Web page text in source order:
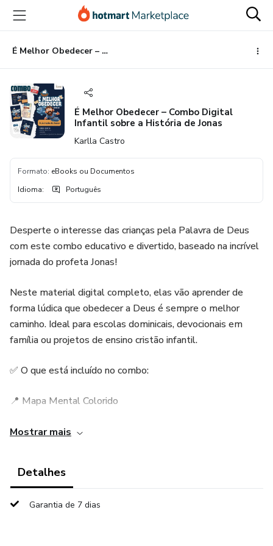
para
conteúdo
principal
para
pagamento
para
rodapé
É Melhor Obedecer – Combo Digital Infantil sobre a História de Jonas
É Melhor Obedecer – Combo Digital
Infantil sobre a História de Jonas
Karlla Castro
Formato: eBooks ou Documentos
Idioma: Português
Desperte o interesse das crianças pela Palavra de Deus
com este combo educativo e divertido, baseado na incrível
jornada do profeta Jonas!
Neste material digital completo, elas vão aprender de
forma lúdica que obedecer a Deus é sempre o melhor
caminho. Ideal para escolas dominicais, devocionais em
família ou projetos de ensino cristão infantil.
✅ O que está incluído no combo:
📍 Mapa Mental Colorido
Ajuda a fixar os principais momentos da história de Jonas
📖 E-book Ilustrado da História
Texto adaptado para crianças com ilustrações cativantes
Mostrar mais
Detalhes
Garantia de 7 dias